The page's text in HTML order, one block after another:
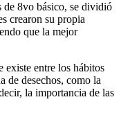
de 8vo básico, se dividió
crearon su propia
que la mejor
existe entre los hábitos
de desechos, como la
la importancia de las